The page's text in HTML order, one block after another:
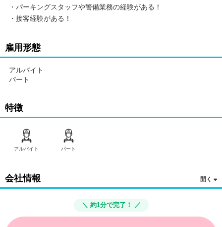
・パーキングスタッフや警備業務の経験がある！
・接客経験がある！
雇用形態
アルバイト
パート
特徴
アルバイト パート
会社情報
＼ 約1分で完了！ ／